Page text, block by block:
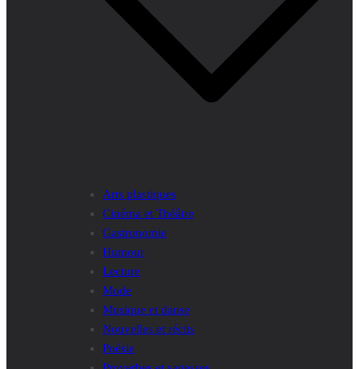
Arts plastiques
Cinéma et Théâtre
Gastronomie
Humour
Lecture
Mode
Musique et danse
Nouvelles et récits
Poésie